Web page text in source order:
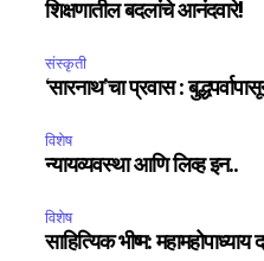
Followers
शिक्षणातील बदलांचे आनंदवारे!
संस्कृती
‘सारनाथ’चा प्रवास :
विशेष
न्यायव्यवस्था आणि लिव्ह इन..
विशेष
साहित्यिक भीष्म: महामहोपाध्याय